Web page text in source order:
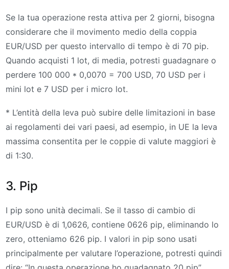
Se la tua operazione resta attiva per 2 giorni, bisogna
considerare che il movimento medio della coppia
EUR/USD per questo intervallo di tempo è di 70 pip.
Quando acquisti 1 lot, di media, potresti guadagnare o
perdere 100 000 * 0,0070 = 700 USD, 70 USD per i
mini lot e 7 USD per i micro lot.
* L’entità della leva può subire delle limitazioni in base
ai regolamenti dei vari paesi, ad esempio, in UE la leva
massima consentita per le coppie di valute maggiori è
di 1:30.
3. Pip
I pip sono unità decimali. Se il tasso di cambio di
EUR/USD è di 1,0626, contiene 0626 pip, eliminando lo
zero, otteniamo 626 pip. I valori in pip sono usati
principalmente per valutare l’operazione, potresti quindi